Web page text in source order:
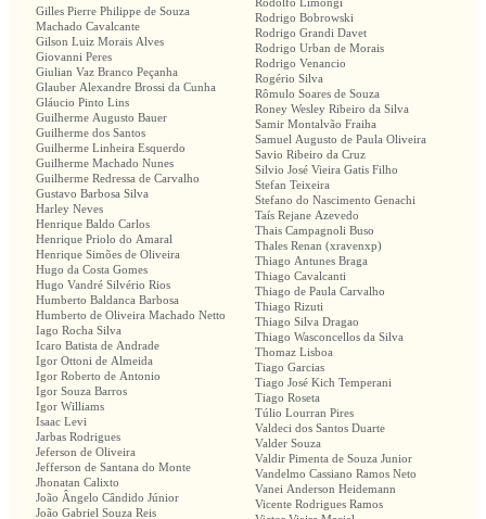
Gilles Pierre Philippe de Souza
Machado Cavalcante
Gilson Luiz Morais Alves
Giovanni Peres
Giulian Vaz Branco Peçanha
Glauber Alexandre Brossi da Cunha
Gláucio Pinto Lins
Guilherme Augusto Bauer
Guilherme dos Santos
Guilherme Linheira Esquerdo
Guilherme Machado Nunes
Guilherme Redressa de Carvalho
Gustavo Barbosa Silva
Harley Neves
Henrique Baldo Carlos
Henrique Priolo do Amaral
Henrique Simões de Oliveira
Hugo da Costa Gomes
Hugo Vandré Silvério Rios
Humberto Baldanca Barbosa
Humberto de Oliveira Machado Netto
Iago Rocha Silva
Icaro Batista de Andrade
Igor Ottoni de Almeida
Igor Roberto de Antonio
Igor Souza Barros
Igor Williams
Isaac Levi
Jarbas Rodrigues
Jeferson de Oliveira
Jefferson de Santana do Monte
Jhonatan Calixto
João Ângelo Cândido Júnior
João Gabriel Souza Reis
Rodolfo Limongi
Rodrigo Bobrowski
Rodrigo Grandi Davet
Rodrigo Urban de Morais
Rodrigo Venancio
Rogério Silva
Rômulo Soares de Souza
Roney Wesley Ribeiro da Silva
Samir Montalvão Fraiha
Samuel Augusto de Paula Oliveira
Savio Ribeiro da Cruz
Silvio José Vieira Gatis Filho
Stefan Teixeira
Stefano do Nascimento Genachi
Taís Rejane Azevedo
Thais Campagnoli Buso
Thales Renan (xravenxp)
Thiago Antunes Braga
Thiago Cavalcanti
Thiago de Paula Carvalho
Thiago Rizuti
Thiago Silva Dragao
Thiago Wasconcellos da Silva
Thomaz Lisboa
Tiago Garcias
Tiago José Kich Temperani
Tiago Roseta
Túlio Lourran Pires
Valdeci dos Santos Duarte
Valder Souza
Valdir Pimenta de Souza Junior
Vandelmo Cassiano Ramos Neto
Vanei Anderson Heidemann
Vicente Rodrigues Ramos